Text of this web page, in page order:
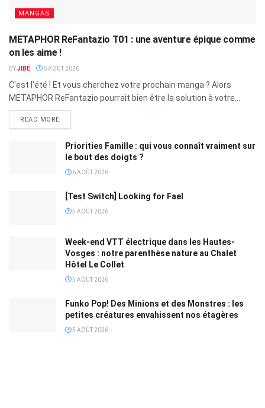
MANGAS
METAPHOR ReFantazio T01 : une aventure épique comme
on les aime !
BYJIBÉ 6 AOÛT 2026
C'est l'été ! Et vous cherchez votre prochain manga ? Alors
METAPHOR ReFantazio pourrait bien être la solution à votre...
READ MORE
Priorities Famille : qui vous connaît vraiment sur
le bout des doigts ?
6 AOÛT 2026
[Test Switch] Looking for Fael
5 AOÛT 2026
Week-end VTT électrique dans les Hautes-
Vosges : notre parenthèse nature au Chalet
Hôtel Le Collet
5 AOÛT 2026
Funko Pop! Des Minions et des Monstres : les
petites créatures envahissent nos étagères
5 AOÛT 2026